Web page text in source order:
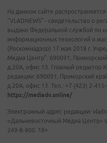
На данном сайте
"VLADNEWS" - свидетельство о
выдано Федеральной службой по
информационных технологий и
(Роскомнадзор) 17 мая 2018 г.
Медиа Центр". 690091, Приморский
д.20А, офис 13. Главный
редакции: 690091, Приморский
д.20А, офис 13. Тел.: +7 (423) 2-415-
https://mediadv.online/
Электронный адрес редакции:
«Дальневосточный Медиа Центр»
249-8-800. 18+